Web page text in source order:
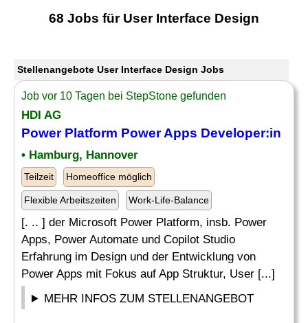
68 Jobs für User Interface Design
Stellenangebote User Interface Design Jobs
Job vor 10 Tagen bei StepStone gefunden
HDI AG
Power Platform Power Apps Developer:in
• Hamburg, Hannover
Teilzeit Homeoffice möglich
Flexible Arbeitszeiten Work-Life-Balance
[. .. ] der Microsoft Power Platform, insb. Power
Apps, Power Automate und Copilot Studio
Erfahrung im Design und der Entwicklung von
Power Apps mit Fokus auf App Struktur, User [...]
MEHR INFOS ZUM STELLENANGEBOT